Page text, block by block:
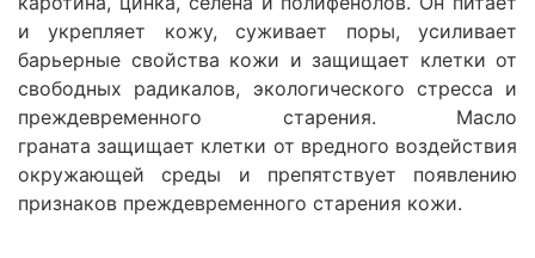
и укрепляет кожу, суживает поры, усиливает
барьерные свойства кожи и защищает клетки от
свободных радикалов, экологического стресса и
преждевременного старения.
Масло
граната защищает клетки от вредного воздействия
окружающей среды и препятствует появлению
признаков преждевременного старения кожи.